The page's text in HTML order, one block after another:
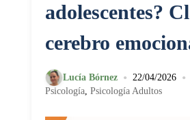
adolescentes?
cerebro
Lucía Bórnez • 22/04/2026 •
Psicología, Psicología Adultos